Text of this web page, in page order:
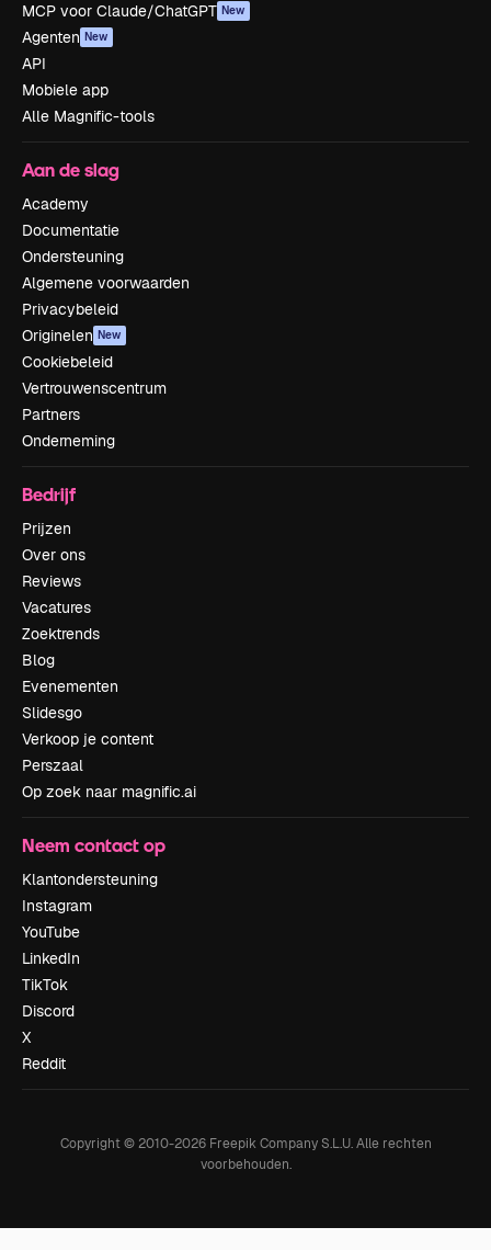
MCP voor Claude/ChatGPT New
Agenten New
API
Mobiele app
Alle Magnific-tools
Aan de slag
Academy
Documentatie
Ondersteuning
Algemene voorwaarden
Privacybeleid
Originelen New
Cookiebeleid
Vertrouwenscentrum
Partners
Onderneming
Bedrijf
Prijzen
Over ons
Reviews
Vacatures
Zoektrends
Blog
Evenementen
Slidesgo
Verkoop je content
Perszaal
Op zoek naar magnific.ai
Neem contact op
Klantondersteuning
Instagram
YouTube
LinkedIn
TikTok
Discord
X
Reddit
Copyright © 2010-2026Freepik Company S.L.U. Alle rechten
voorbehouden.